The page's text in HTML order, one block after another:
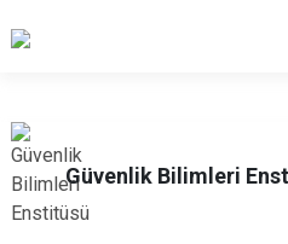
Güvenlik Bilimleri